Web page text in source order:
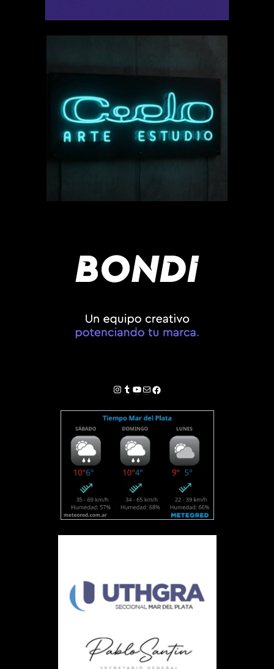
Instagram
Tumblr
YouTube
Correo electrónico
Facebook